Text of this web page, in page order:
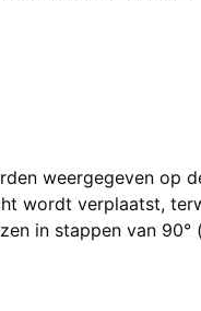
weergegeven op
wordt verplaatst,
in stappen van 90°